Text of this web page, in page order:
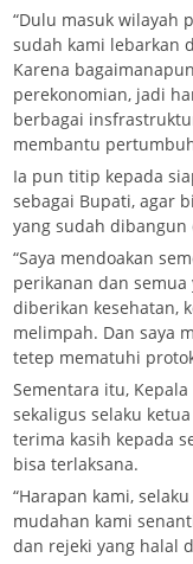
“Dulu masuk wilayah
sudah kami lebarkan
Karena
perekonomian, jadi
berbagai
membantu
Ia pun titip kepada
sebagai Bupati, agar
yang sudah dibangun
“Saya mendoakan
perikanan dan
diberikan kesehatan,
melimpah. Dan saya
tetep mematuhi
Sementara itu,
sekaligus selaku
terima kasih kepada
bisa terlaksana.
“Harapan kami,
mudahan kami
dan rejeki yang halal